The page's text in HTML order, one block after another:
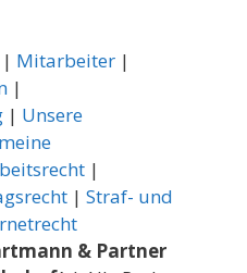
| Mitarbeiter |
|
| Unsere
|
| Straf- und
& Partner